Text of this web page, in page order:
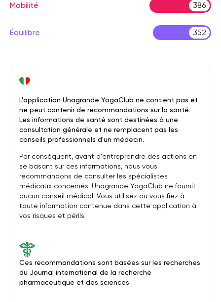
Mobilité 386
Équilibre 352
Ces recommandations sont basées sur les recherches
du Journal international de la recherche
pharmaceutique et des sciences.
L'application Unagrande YogaClub ne contient pas et
ne peut contenir de recommandations sur la santé.
Les informations de santé sont destinées à une
consultation générale et ne remplacent pas les
conseils professionnels d'un médecin.
Par conséquent, avant d'entreprendre des actions en
se basant sur ces informations, nous vous
recommandons de consulter les spécialistes
médicaux concernés. Unagrande YogaClub ne fournit
aucun conseil médical. Vous utilisez ou vous fiez à
toute information contenue dans cette application à
vos risques et périls.